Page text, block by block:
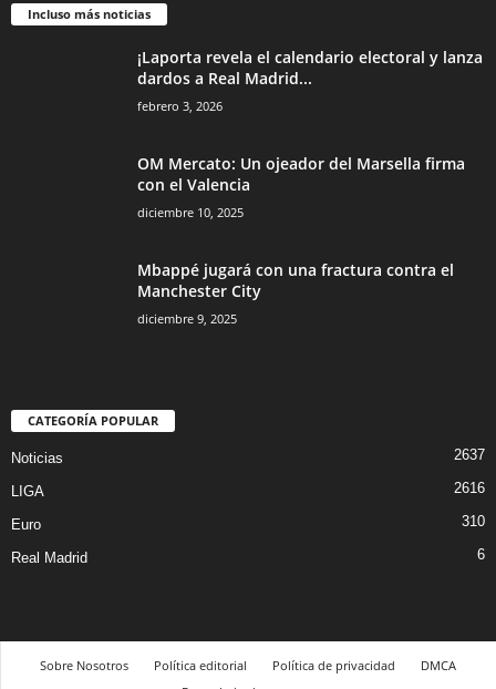
Incluso más noticias
¡Laporta revela el calendario electoral y lanza
dardos a Real Madrid...
febrero 3, 2026
OM Mercato: Un ojeador del Marsella firma
con el Valencia
diciembre 10, 2025
Mbappé jugará con una fractura contra el
Manchester City
diciembre 9, 2025
CATEGORÍA POPULAR
Noticias 2637
LIGA 2616
Euro 310
Real Madrid 6
Sobre Nosotros Política editorial Política de privacidad
DMCA